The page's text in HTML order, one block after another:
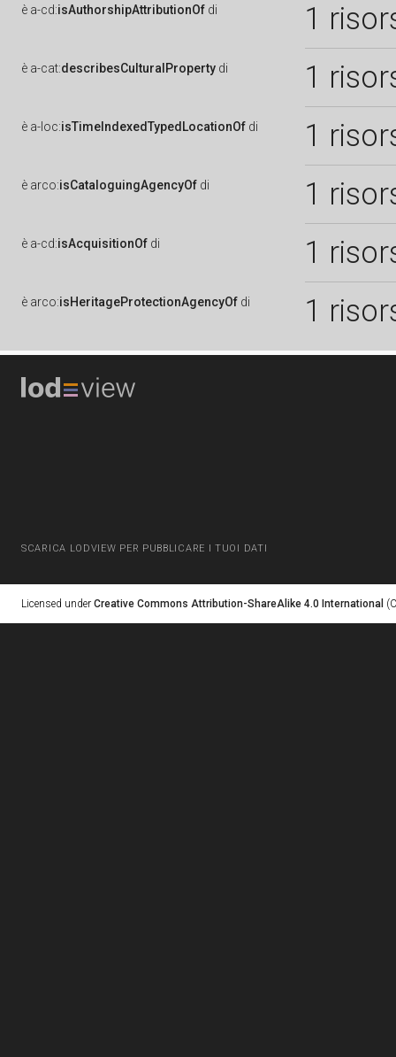
è a-cd:isAuthorshipAttributionOf di 1
è a-cat:describesCulturalProperty di 1
è a-loc:isTimeIndexedTypedLocationOf di 1
è arco:isCataloguingAgencyOf di 1
è a-cd:isAcquisitionOf di 1
è arco:isHeritageProtectionAgencyOf di 1
SCARICA LODVIEW PER PUBBLICARE I TUOI DATI
Licensed under Creative Commons Attribution-ShareAlike 4.0 International